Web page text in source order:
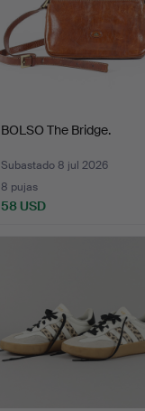
BOLSO The Bridge.
Subastado 8 jul 2026
8 pujas
58 USD